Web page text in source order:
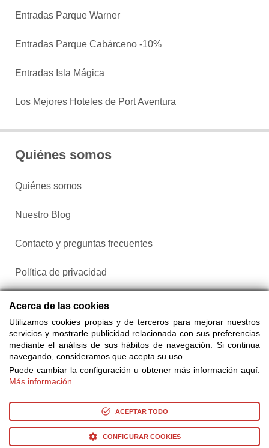
Entradas Parque Warner
Entradas Parque Cabárceno -10%
Entradas Isla Mágica
Los Mejores Hoteles de Port Aventura
Quiénes somos
Quiénes somos
Nuestro Blog
Contacto y preguntas frecuentes
Política de privacidad
Configurar cookies
de 25 proveedores
© Copyright 2014-2026 Ociocultura Network SL. - All Rights
Acerca de las cookies
Utilizamos cookies propias y de terceros para mejorar nuestros
servicios y mostrarle publicidad relacionada con sus preferencias
mediante el análisis de sus hábitos de navegación. Si continua
navegando, consideramos que acepta su uso.
Puede cambiar la configuración u obtener más información aquí.
Más información
ACEPTAR TODO
CONFIGURAR COOKIES